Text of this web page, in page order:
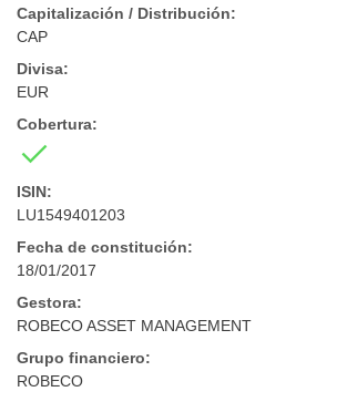
Capitalización / Distribución:
CAP
Divisa:
EUR
Cobertura:
ISIN:
LU1549401203
Fecha de constitución:
18/01/2017
Gestora:
ROBECO ASSET MANAGEMENT
Grupo financiero:
ROBECO